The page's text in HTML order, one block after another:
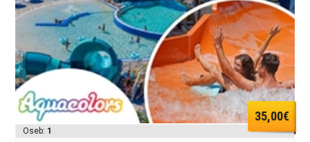
35,00€
Oseb: 1